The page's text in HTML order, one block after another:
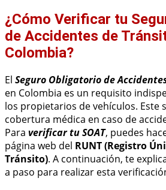
¿Cómo Verificar tu
de Accidentes de
Colombia?
El Seguro Obligatorio de
en Colombia es un requisito
los propietarios de vehículos. Este
cobertura médica en caso de
Para verificar tu SOAT, puedes
página web del RUNT (Registro
Tránsito). A continuación, te
a paso para realizar esta